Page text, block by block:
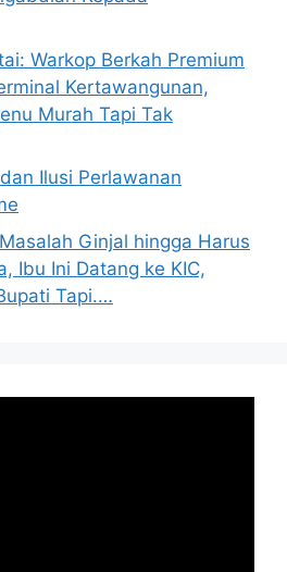
Warkop Berkah Premium
Kertawangunan,
Murah Tapi Tak
Ilusi Perlawanan
Ginjal hingga Harus
Ibu Ini Datang ke KIC,
Tapi.…